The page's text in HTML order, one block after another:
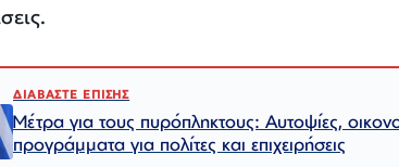
ΔΙΑΒΑΣΤΕ ΕΠΙΣΗΣ
Μέτρα για τους πυρόπληκτους: Αυτοψίες,
προγράμματα για πολίτες και επιχειρήσεις